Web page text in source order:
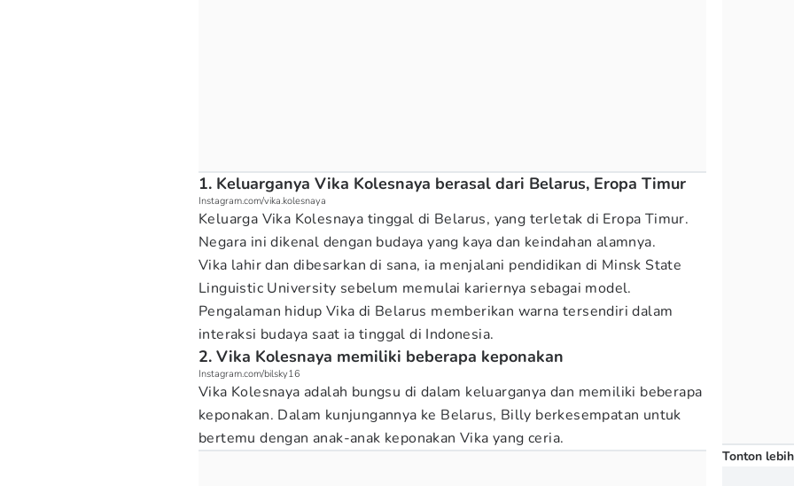
1. Keluarganya Vika Kolesnaya berasal dari Belarus, Eropa Timur
Instagram.com/vika.kolesnaya
Keluarga Vika Kolesnaya tinggal di Belarus, yang terletak di Eropa Timur.
Negara ini dikenal dengan budaya yang kaya dan keindahan alamnya.
Vika lahir dan dibesarkan di sana, ia menjalani pendidikan di Minsk State
Linguistic University sebelum memulai kariernya sebagai model.
Pengalaman hidup Vika di Belarus memberikan warna tersendiri dalam
interaksi budaya saat ia tinggal di Indonesia.
2. Vika Kolesnaya memiliki beberapa keponakan
Instagram.com/bilsky16
Vika Kolesnaya adalah bungsu di dalam keluarganya dan memiliki beberapa
keponakan. Dalam kunjungannya ke Belarus, Billy berkesempatan untuk
bertemu dengan anak-anak keponakan Vika yang ceria.
Tonton